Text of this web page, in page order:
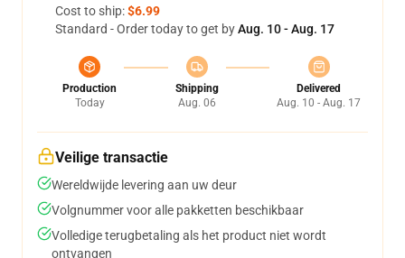
Cost to ship:$6.99
Standard - Order today to get byAug. 10 - Aug. 17
Production
Today
Shipping
Aug. 06
Delivered
Aug. 10 - Aug. 17
Veilige transactie
Wereldwijde levering aan uw deur
Volgnummer voor alle pakketten beschikbaar
Volledige terugbetaling als het product niet wordt
ontvangen